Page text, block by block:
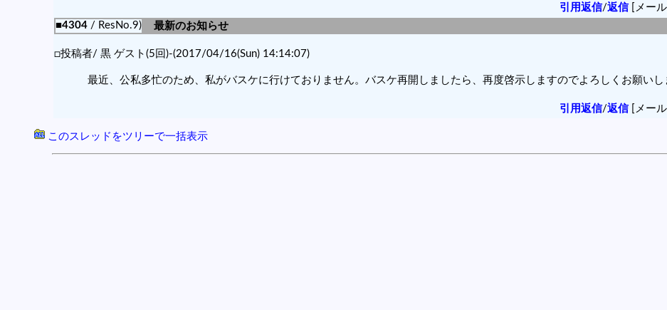
引用返信/返信[メール
■4304/ ResNo.9)
最新のお知らせ
□投稿者/ 黒 ゲスト(5回)-(2017/04/16(Sun) 14:14:07)
最近、公私多忙のため、私がバスケに行けておりません。バスケ再開しましたら、再度啓示しますのでよろしくお願いし
引用返信/返信[メール
このスレッドをツリーで一括表示